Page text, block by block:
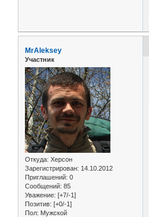
MrAleksey
Участник
Откуда: Херсон
Зарегистрирован: 14.10.2012
Приглашений: 0
Сообщений: 85
Уважение: [+7/-1]
Позитив: [+0/-1]
Пол: Мужской